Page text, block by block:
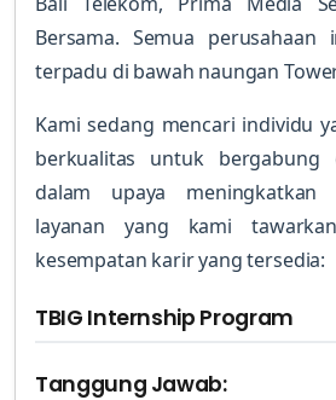
Bersama. Semua perusahaan
terpadu di bawah naungan
Kami sedang mencari individu
berkualitas untuk
dalam upaya meningkatkan
layanan yang kami
kesempatan karir yang tersedia:
TBIG Internship Program
Tanggung Jawab: